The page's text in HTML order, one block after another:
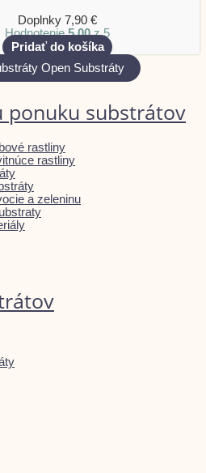
Doplnky 7,90 €
Hodnotenie5.00z 5
Pridať do košíka
Open Substráty
ponuku substrátov
rastliny
rastliny
a zeleninu